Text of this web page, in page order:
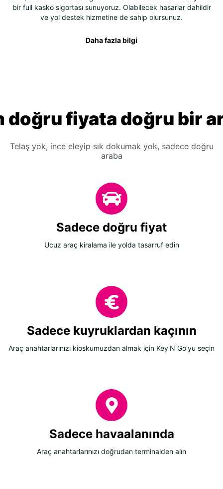
bir full kasko sigortası sunuyoruz. Olabilecek hasarlar dahildir
ve yol destek hizmetine de sahip olursunuz.
Daha fazla bilgi
doğru fiyata doğru bir
Telaş yok, ince eleyip sık dokumak yok, sadece doğru
araba
Sadece doğru fiyat
Ucuz araç kiralama ile yolda tasarruf edin
Sadece kuyruklardan kaçının
Araç anahtarlarınızı kioskumuzdan almak için Key'N Go'yu seçin
Sadece havaalanında
Araç anahtarlarınızı doğrudan terminalden alın